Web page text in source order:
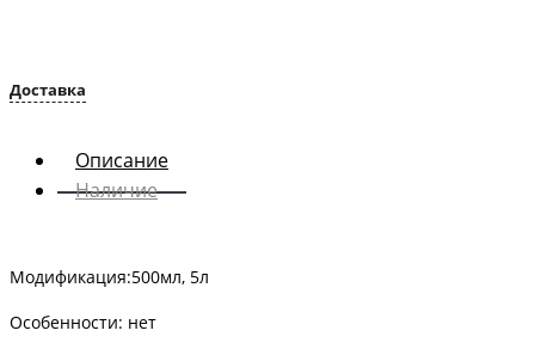
Доставка
Описание
Наличие
Модификация:500мл, 5л
Особенности: нет